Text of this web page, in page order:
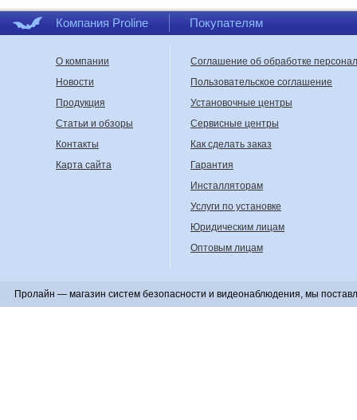
Компания Proline Покупателям
О компании
Новости
Продукция
Статьи и обзоры
Контакты
Карта сайта
Соглашение об обработке
Пользовательское соглашение
Установочные центры
Сервисные центры
Как сделать заказ
Гарантия
Инсталляторам
Услуги по установке
Юридическим лицам
Оптовым лицам
Пролайн — магазин систем безопасности и видеонаблюдения, мы